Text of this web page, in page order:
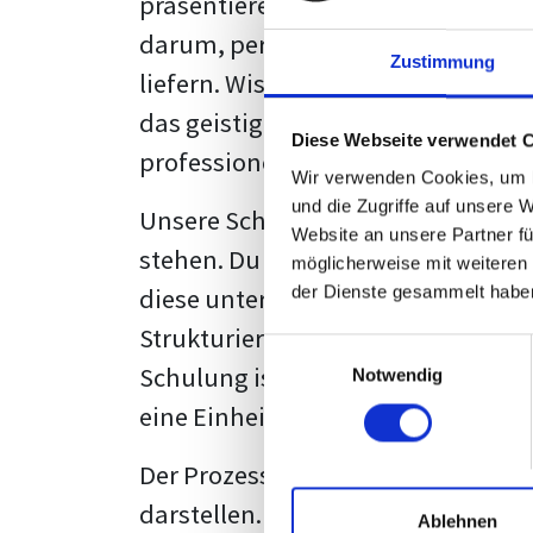
Zustimmung
Diese Webseite verwendet
Wir verwenden Cookies,
und die Zugriffe auf unsere
Website an unsere Partner
möglicherweise mit
der Dienste gesammelt
Notwendig
Ablehnen
darum, persönliche Meinungen
liefern. Wissenschaftliche Texte,
das geistige Eigentum des
professionell zu kommunizieren.
Unsere Schulung wurde mit Blick
stehen. Du wirst nicht nur
diese unter Zuhilfenahme von
Strukturierung ist ebenso
Schulung ist so konzipiert, dass
eine Einheitslösung zu bieten.
Der Prozess des
darstellen. Jedoch, ausgestattet